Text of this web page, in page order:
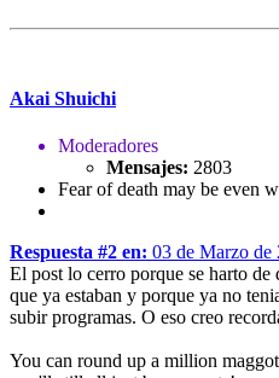
Akai Shuichi
Moderadores
Mensajes: 2803
Fear of death may be even
Respuesta #2 en: 03 de Marzo de
El post lo cerro porque se harto de
que ya estaban y porque ya no
subir programas. O eso creo
You can round up a million